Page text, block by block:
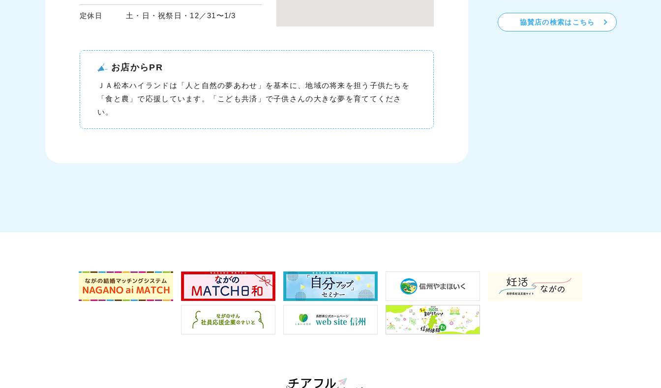
定休日 土・日・祝祭日・12／31〜1/3
お店からPR
ＪＡ松本ハイランドは「人と自然の夢あわせ」を基本に、地域の将来を担う子供たちを
「食と農」で応援しています。「こども共済」で子供さんの大きな夢を育ててくださ
い。
協賛店の検索はこちら